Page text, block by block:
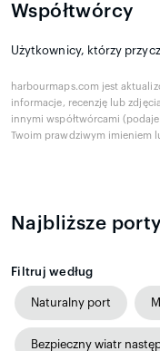
Współtwórcy
Użytkownicy, którzy
harbourmaps.com jest
informacje, recenzję lub
innymi współtwórcami
Twoim prawdziwym imieniem
Najbliższe
Filtruj według
Naturalny port
Bezpieczny wiatr